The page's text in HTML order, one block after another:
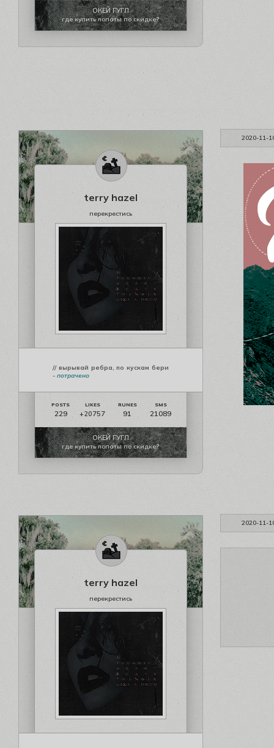
ОКЕЙ ГУГЛ
где купить лопаты по скидке?
2020-11-
terry hazel
перекрестись
// вырывай ребра, по кускам бери
- потрачено
229 +20757 91 21089
ОКЕЙ ГУГЛ
где купить лопаты по скидке?
2020-11-
terry hazel
перекрестись